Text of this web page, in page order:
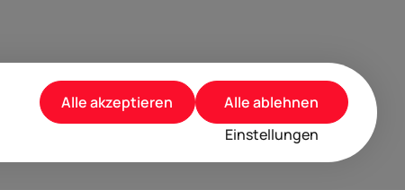
Einstellungen
Alle ablehnen
Alle akzeptieren